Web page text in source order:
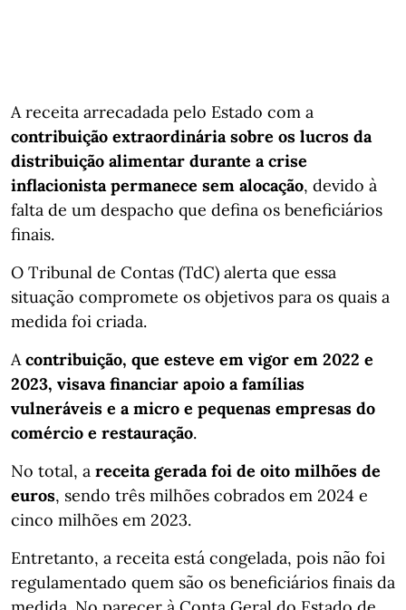
A receita arrecadada pelo Estado com a
contribuição extraordinária sobre os lucros da
distribuição alimentar durante a crise
inflacionista permanece sem alocação, devido à
falta de um despacho que defina os beneficiários
finais.
O Tribunal de Contas (TdC) alerta que essa
situação compromete os objetivos para os quais a
medida foi criada.
A contribuição, que esteve em vigor em 2022 e
2023, visava financiar apoio a famílias
vulneráveis e a micro e pequenas empresas do
comércio e restauração.
No total, a receita gerada foi de oito milhões de
euros, sendo três milhões cobrados em 2024 e
cinco milhões em 2023.
Entretanto, a receita está congelada, pois não foi
regulamentado quem são os beneficiários finais da